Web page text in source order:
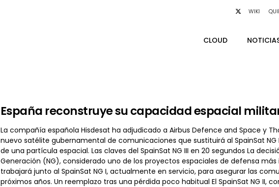
WIKI
CLOUD
España reconstruye su capacidad espacial
La compañía española Hisdesat ha adjudicado a Airbus Defence and Space y
nuevo satélite gubernamental de comunicaciones que sustituirá al SpainSat
de una partícula espacial. Las claves del SpainSat NG III en 20 segundos La
Generación (NG), considerado uno de los proyectos espaciales de defensa
trabajará junto al SpainSat NG I, actualmente en servicio, para asegurar las
próximos años. Un reemplazo tras una pérdida poco habitual El SpainSat NG II,